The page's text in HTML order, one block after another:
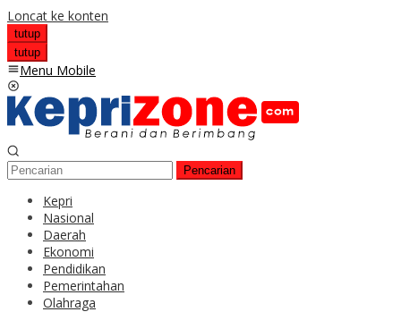
Loncat ke konten
tutup
tutup
Menu Mobile
Pencarian
Kepri
Nasional
Daerah
Ekonomi
Pendidikan
Pemerintahan
Olahraga